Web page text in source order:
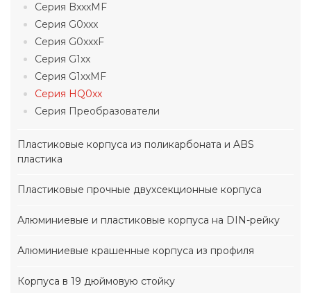
Серия BxxxMF
Серия G0xxx
Серия G0xxxF
Серия G1xx
Серия G1xxMF
Серия HQ0xx
Серия Преобразователи
Пластиковые корпуса из поликарбоната и ABS
пластика
Пластиковые прочные двухсекционные корпуса
Алюминиевые и пластиковые корпуса на DIN-рейку
Алюминиевые крашенные корпуса из профиля
Корпуса в 19 дюймовую стойку